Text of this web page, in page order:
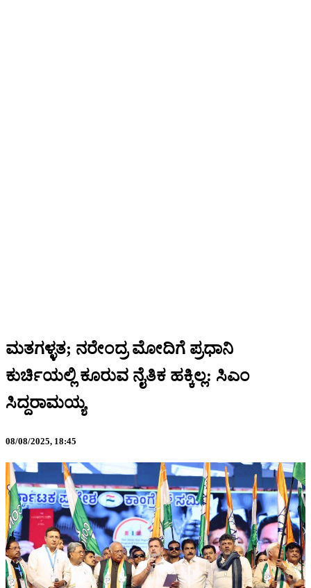
ಮತಗಳ್ಳತ; ನರೇಂದ್ರ ಮೋದಿಗೆ ಪ್ರಧಾನಿ
ಕುರ್ಚಿಯಲ್ಲಿ ಕೂರುವ ನೈತಿಕ ಹಕ್ಕಿಲ್ಲ: ಸಿಎಂ
ಸಿದ್ದರಾಮಯ್ಯ
08/08/2025, 18:45